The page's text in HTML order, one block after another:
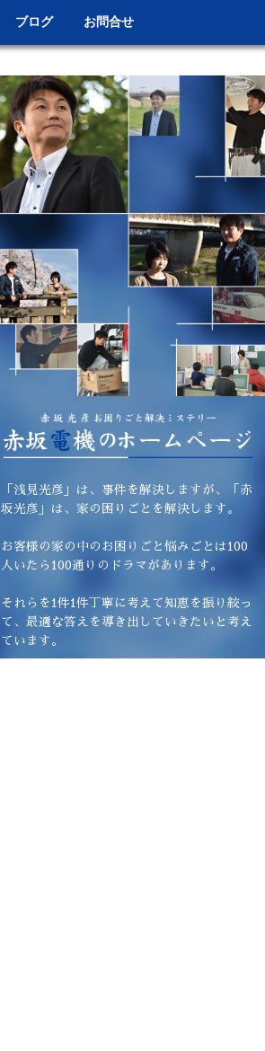
ブログ お問合せ
「浅見光彦」は、事件を解決しますが、「赤
坂光彦」は、家の困りごとを解決します。
お客様の家の中のお困りごと悩みごとは100
人いたら100通りのドラマがあります。
それらを1件1件丁寧に考えて知恵を振り絞っ
て、最適な答えを導き出していきたいと考え
ています。